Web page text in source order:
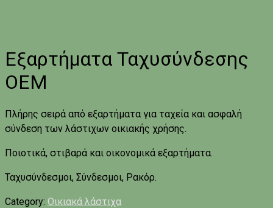
Εξαρτήματα Ταχυσύνδεσης
ΟΕΜ
Πλήρης σειρά από εξαρτήματα για ταχεία και ασφαλή
σύνδεση των λάστιχων οικιακής χρήσης.
Ποιοτικά, στιβαρά και οικονομικά εξαρτήματα.
Ταχυσύνδεσμοι, Σύνδεσμοι, Ρακόρ.
Category: Οικιακά λάστιχα